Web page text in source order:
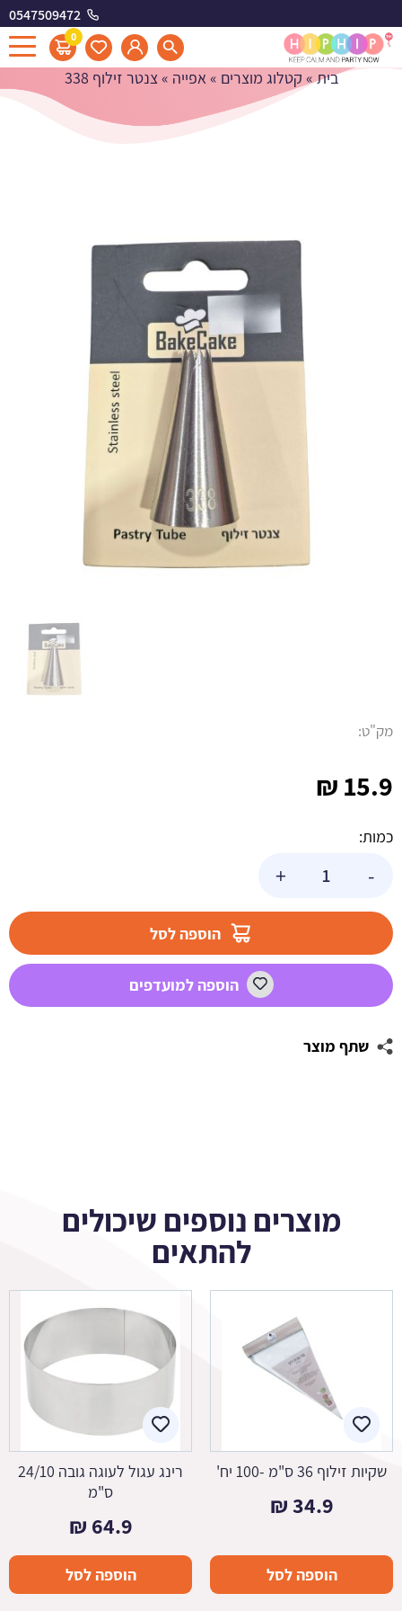
0547509472
0 צנטר זילוף 338
בית» קטלוג מוצרים »אפייה »צנטר זילוף 338
15.9
₪
כמות:
-
+
הוספה לסל
הוספה למועדפים
שתף מוצר
מק"ט:
מוצרים נוספים שיכולים
להתאים
שקיות זילוף 36 ס"מ -100 יח'
34.9
₪
הוספה לסל
רינג עגול לעוגה גובה 24/10
ס"מ
64.9
₪
הוספה לסל